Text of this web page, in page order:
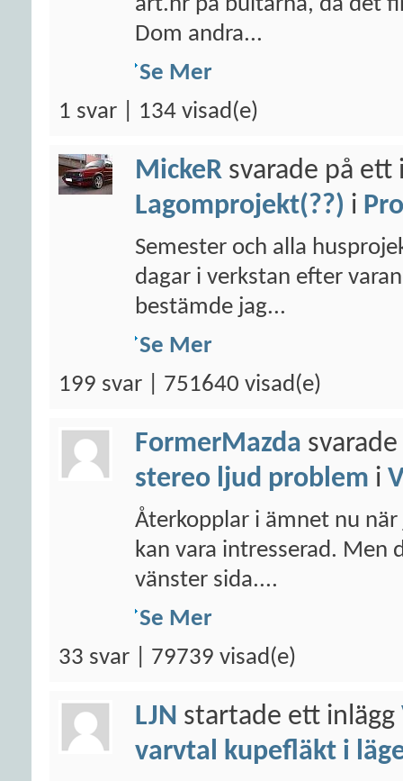
art.nr på bultarna, då det
Dom andra...
Se Mer
1 svar | 134 visad(e)
MickeR svarade på ett
Lagomprojekt(??) i
Semester och alla
dagar i verkstan efter
bestämde jag...
Se Mer
199 svar | 751640 visad(e)
FormerMazda
stereo ljud problem i
Återkopplar i ämnet nu
kan vara intresserad. Men
vänster sida....
Se Mer
33 svar | 79739 visad(e)
LJN startade ett inlägg
varvtal kupefläkt i